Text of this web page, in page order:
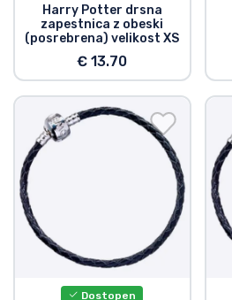
Harry Potter drsna
zapestnica z obeski
(posrebrena) velikost XS
€ 13.70
Dostopen